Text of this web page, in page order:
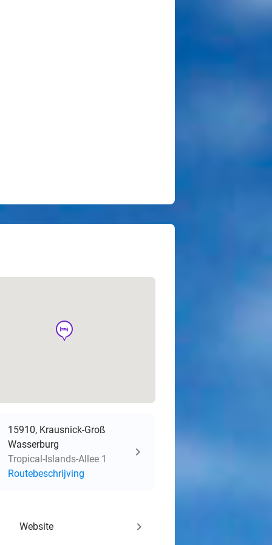
hotel
15910, Krausnick-Groß
Wasserburg
Tropical-Islands-Allee 1
Routebeschrijving
Website keyboard_arrow_right